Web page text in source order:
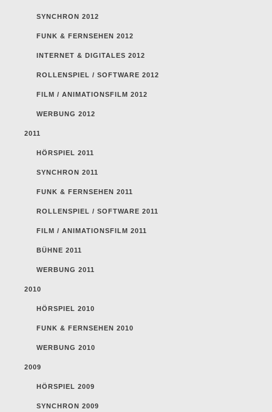
SYNCHRON 2012
FUNK & FERNSEHEN 2012
INTERNET & DIGITALES 2012
ROLLENSPIEL / SOFTWARE 2012
FILM / ANIMATIONSFILM 2012
WERBUNG 2012
2011
HÖRSPIEL 2011
SYNCHRON 2011
FUNK & FERNSEHEN 2011
ROLLENSPIEL / SOFTWARE 2011
FILM / ANIMATIONSFILM 2011
BÜHNE 2011
WERBUNG 2011
2010
HÖRSPIEL 2010
FUNK & FERNSEHEN 2010
WERBUNG 2010
2009
HÖRSPIEL 2009
SYNCHRON 2009